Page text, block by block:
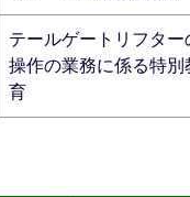
テールゲートリフター
操作の業務に係る特別
育